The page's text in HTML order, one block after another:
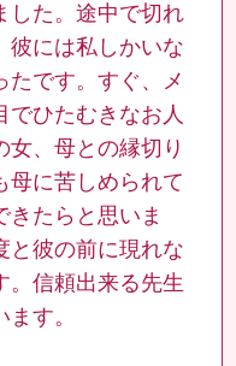
した。途中で切れ
彼には私しかいな
たです。すぐ、メ
でひたむきなお人
女、母との縁切り
母に苦しめられて
きたらと思いま
と彼の前に現れな
。信頼出来る先生
す。